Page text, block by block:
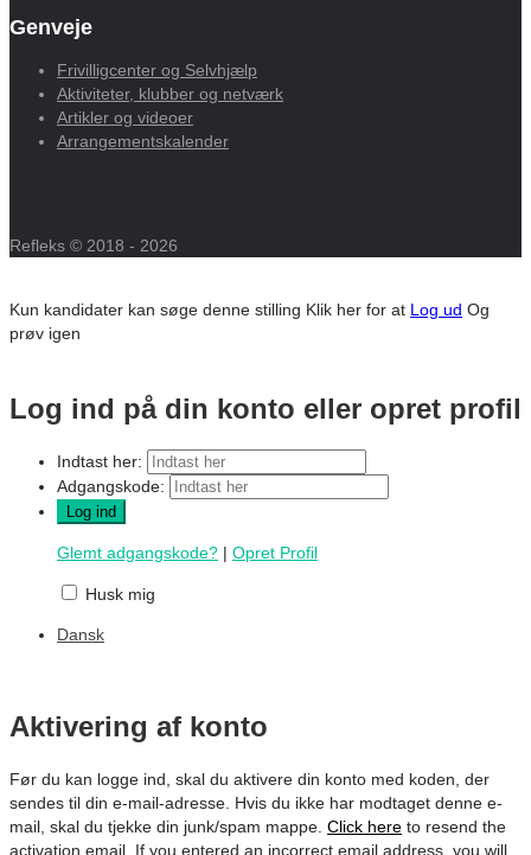
Genveje
Frivilligcenter og Selvhjælp
Aktiviteter, klubber og netværk
Artikler og videoer
Arrangementskalender
Refleks © 2018 - 2026
Kun kandidater kan søge denne stilling Klik her for at Log ud Og
prøv igen
Log ind på din konto eller opret profil
Indtast her:
Adgangskode:
Glemt adgangskode? | Opret Profil
Husk mig
Dansk
Aktivering af konto
Før du kan logge ind, skal du aktivere din konto med koden, der
sendes til din e-mail-adresse. Hvis du ikke har modtaget denne e-
mail, skal du tjekke din junk/spam mappe. Click here to resend the
activation email. If you entered an incorrect email address, you will